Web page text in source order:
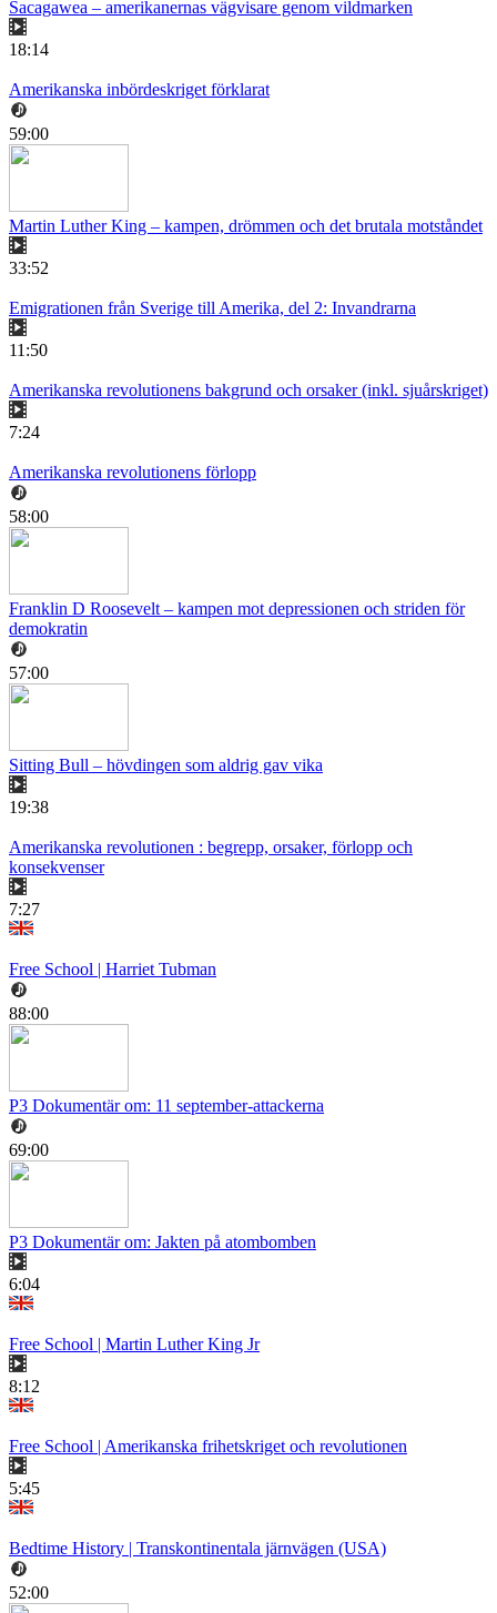
Sacagawea – amerikanernas vägvisare genom vildmarken
18:14
Amerikanska inbördeskriget förklarat
59:00
Martin Luther King – kampen, drömmen och det brutala motståndet
33:52
Emigrationen från Sverige till Amerika, del 2: Invandrarna
11:50
Amerikanska revolutionens bakgrund och orsaker (inkl. sjuårskriget)
7:24
Amerikanska revolutionens förlopp
58:00
Franklin D Roosevelt – kampen mot depressionen och striden för
demokratin
57:00
Sitting Bull – hövdingen som aldrig gav vika
19:38
Amerikanska revolutionen : begrepp, orsaker, förlopp och
konsekvenser
7:27
Free School | Harriet Tubman
88:00
P3 Dokumentär om: 11 september-attackerna
69:00
P3 Dokumentär om: Jakten på atombomben
6:04
Free School | Martin Luther King Jr
8:12
Free School | Amerikanska frihetskriget och revolutionen
5:45
Bedtime History | Transkontinentala järnvägen (USA)
52:00